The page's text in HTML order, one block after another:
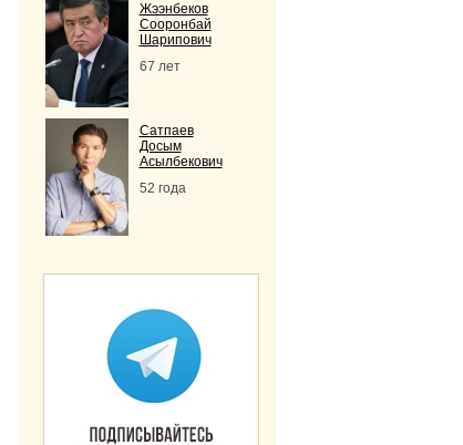
Жээнбеков
Сооронбай
Шарипович
67 лет
Сатпаев
Досым
Асылбекович
52 года